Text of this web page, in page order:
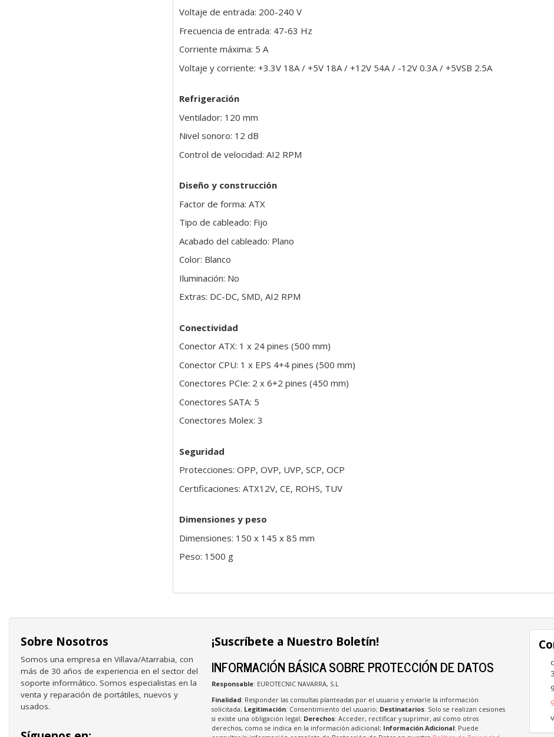
Voltaje de entrada: 200-240 V
Frecuencia de entrada: 47-63 Hz
Corriente máxima: 5 A
Voltaje y corriente: +3.3V 18A / +5V 18A / +12V 54A / -12V 0.3A / +5VSB 2.5A
Refrigeración
Ventilador: 120 mm
Nivel sonoro: 12 dB
Control de velocidad: AI2 RPM
Diseño y construcción
Factor de forma: ATX
Tipo de cableado: Fijo
Acabado del cableado: Plano
Color: Blanco
Iluminación: No
Extras: DC-DC, SMD, AI2 RPM
Conectividad
Conector ATX: 1 x 24 pines (500 mm)
Conector CPU: 1 x EPS 4+4 pines (500 mm)
Conectores PCIe: 2 x 6+2 pines (450 mm)
Conectores SATA: 5
Conectores Molex: 3
Seguridad
Protecciones: OPP, OVP, UVP, SCP, OCP
Certificaciones: ATX12V, CE, ROHS, TUV
Dimensiones y peso
Dimensiones: 150 x 145 x 85 mm
Peso: 1500 g
Sobre Nosotros
Somos una empresa en Villava/Atarrabia, con
más de 30 años de experiencia en el sector del
soporte informático. Somos especialistas en la
venta y reparación de portátiles, nuevos y
usados.
¡Suscríbete a Nuestro Boletín!
INFORMACIÓN BÁSICA SOBRE PROTECCIÓN DE DATOS
Responsable: EUROTECNIC NAVARRA, S.L
Finalidad: Responder las consultas planteadas por el usuario y enviarle la información
solicitada; Legitimación: Consentimiento del usuario; Destinatarios: Solo se realizan cesiones
si existe una obligación legal; Derechos: Acceder, rectificar y suprimir, así como otros
derechos, como se indica en la información adicional; Información Adicional: Puede